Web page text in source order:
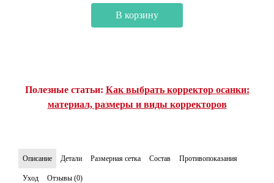
В корзину
Полезные статьи: Как выбрать корректор осанки:
материал, размеры и виды корректоров
Описание Детали Размерная сетка Состав Противопоказания
Уход Отзывы (0)